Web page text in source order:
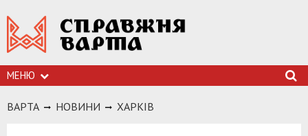
МЕНЮ
ВАРТА НОВИНИ ХАРКIВ